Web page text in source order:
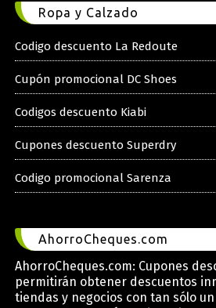
Ropa y Calzado
Codigo descuento La Redoute
Cupón promocional DC Shoes
Codigos descuento Kiabi
Cupones descuento Superdry
Codigo promocional Sarenza
AhorroCheques.com
AhorroCheques.com: Cupones
permitirán obtener descuentos
tiendas y negocios con tan sólo